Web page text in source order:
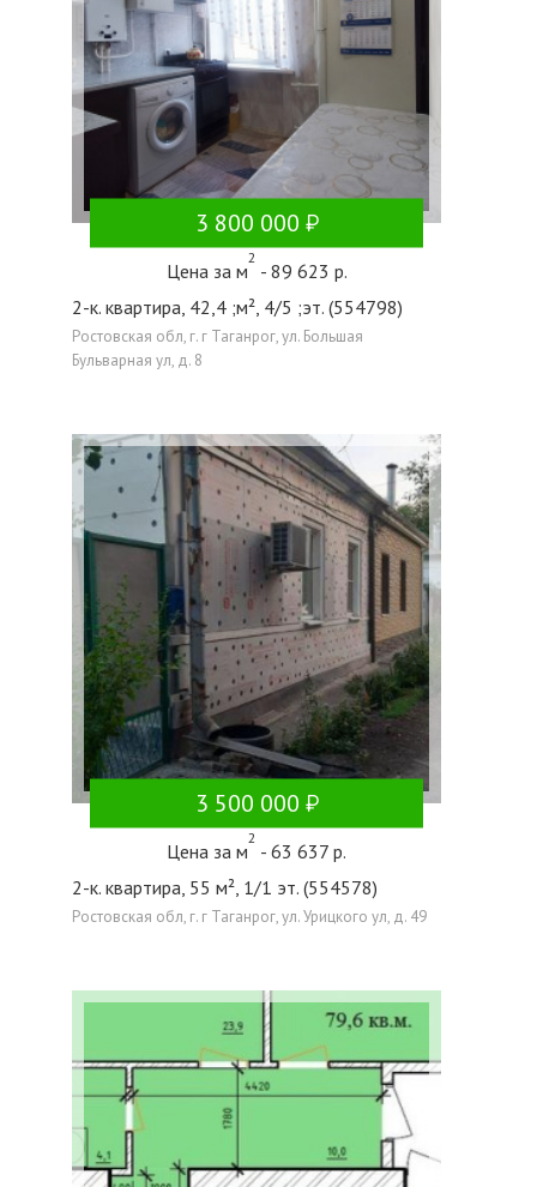
3 800 000
Цена за м
2
- 89 623 р.
2-к. квартира, 42,4 ;м², 4/5 ;эт. (554798)
Ростовская обл, г. г Таганрог, ул. Большая
Бульварная ул, д. 8
3 500 000
Цена за м
2
- 63 637 р.
2-к. квартира, 55 м², 1/1 эт. (554578)
Ростовская обл, г. г Таганрог, ул. Урицкого ул, д. 49